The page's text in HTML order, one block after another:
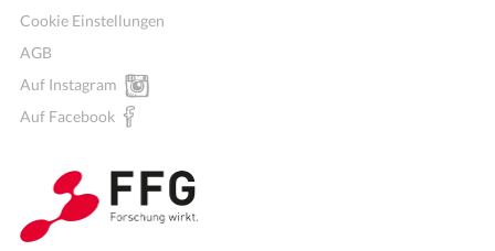
Cookie Einstellungen
AGB
Auf Instagram
Auf Facebook